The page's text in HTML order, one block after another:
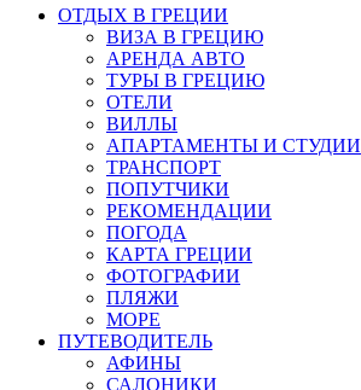
ОТДЫХ В ГРЕЦИИ
ВИЗА В ГРЕЦИЮ
АРЕНДА АВТО
ТУРЫ В ГРЕЦИЮ
ОТЕЛИ
ВИЛЛЫ
АПАРТАМЕНТЫ И СТУДИИ
ТРАНСПОРТ
ПОПУТЧИКИ
РЕКОМЕНДАЦИИ
ПОГОДА
КАРТА ГРЕЦИИ
ФОТОГРАФИИ
ПЛЯЖИ
МОРЕ
ПУТЕВОДИТЕЛЬ
АФИНЫ
САЛОНИКИ